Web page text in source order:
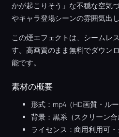
かが起こりそう」な不穏な空気
やキャラ登場シーンの雰囲気出し
この煙エフェクトは、シームレ
す。高画質のまま無料でダウン
能です。
素材の概要
形式：mp4（HD画質・ルー
背景：黒系（スクリーン合
ライセンス：商用利用可